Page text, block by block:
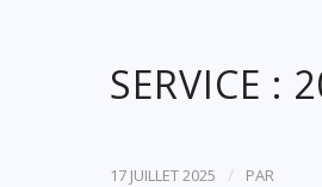
SERVICE :
17 JUILLET 2025 / PAR